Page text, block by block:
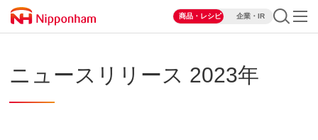
商品・レシピ 企業・IR
ニュースリリース 2023年